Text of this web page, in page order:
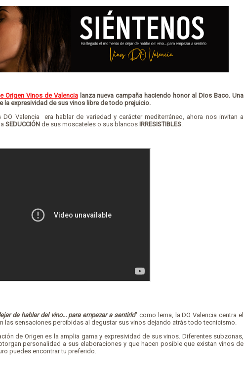
Origen Vinos de Valencialanza nueva campaña haciendo honor al Dios Baco. Una
la expresividad de sus vinos libre de todo prejuicio.
Valencia era hablar de variedad y carácter mediterráneo, ahora nos invitan a
SEDUCCIÓN de sus moscateles o sus blancos IRRESISTIBLES.
de hablar del vino... para empezar a sentirlo" como lema, la DO Valencia centra el
las sensaciones percibidas al degustar sus vinos dejando atrás todo tecnicismo.
de Origen es la amplia gama y expresividad de sus vinos. Diferentes subzonas,
personalidad a sus elaboraciones y que hacen posible que existan vinos de
puedes encontrar tu preferido.